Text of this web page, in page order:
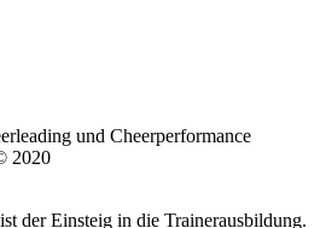
und Cheerperformance
2020
der Einsteig in die Trainerausbildung.